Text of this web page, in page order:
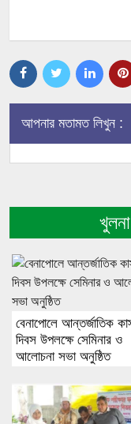
আপনার মতামত লিখুন :
বেনাপোলে আন্তর্জাতিক
দিবস উপলক্ষে সেমিনার ও
আলোচনা সভা অনুষ্ঠিত